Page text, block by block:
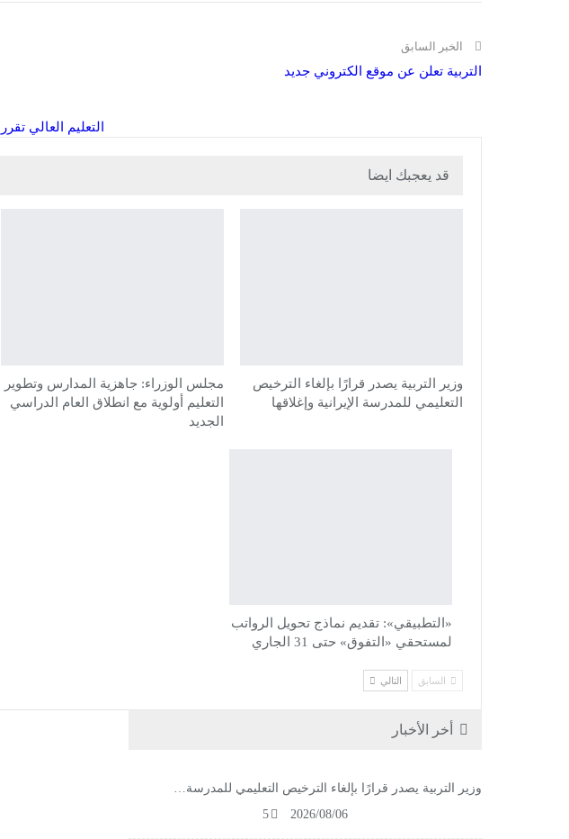
الخبر السابق
التربية تعلن عن موقع الكتروني جديد
التعليم العالي
قد يعجبك ايضا
وزير التربية يصدر قرارًا بإلغاء الترخيص
التعليمي للمدرسة الإيرانية وإغلاقها
مجلس الوزراء: جاهزية المدارس وتطوير
التعليم أولوية مع انطلاق العام الدراسي
الجديد
«التطبيقي»: تقديم نماذج تحويل الرواتب
لمستحقي «التفوق» حتى 31 الجاري
السابق التالي
أخر الأخبار
وزير التربية يصدر قرارًا بإلغاء الترخيص التعليمي للمدرسة…
2026/08/06
5